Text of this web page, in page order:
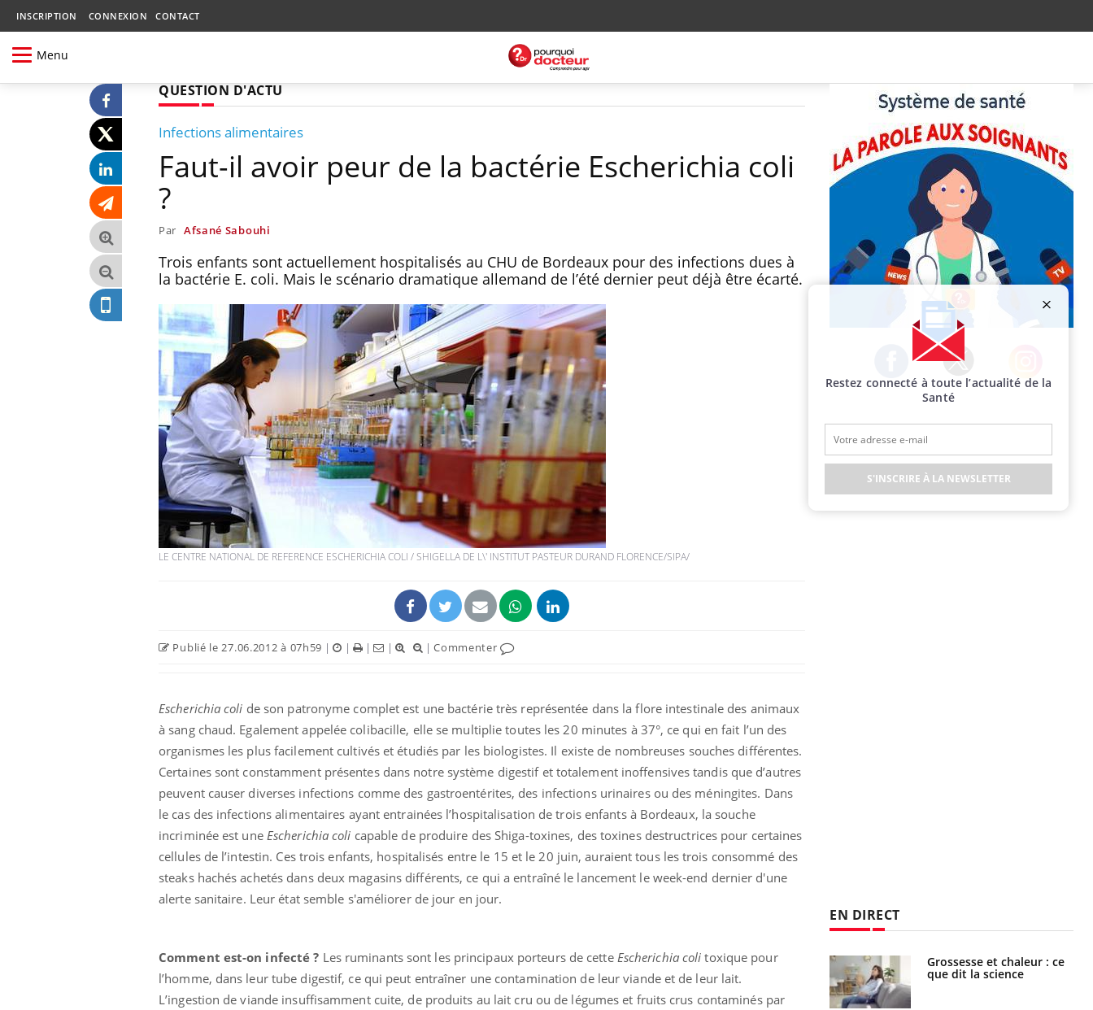
INSCRIPTION CONNEXION CONTACT
Menu
QUESTION D'ACTU
Infections alimentaires
Faut-il avoir peur de la bactérie Escherichia coli
?
Par Afsané Sabouhi
Trois enfants sont actuellement hospitalisés au CHU de Bordeaux pour des infections dues à
la bactérie E. coli. Mais le scénario dramatique allemand de l’été dernier peut déjà être écarté.
LE CENTRE NATIONAL DE REFERENCE ESCHERICHIA COLI / SHIGELLA DE L\' INSTITUT PASTEUR DURAND FLORENCE/SIPA/
Publié le 27.06.2012 à 07h59 | | | | |Commenter
Escherichia coli de son patronyme complet est une bactérie très représentée dans la flore intestinale des animaux
à sang chaud. Egalement appelée colibacille, elle se multiplie toutes les 20 minutes à 37°, ce qui en fait l’un des
organismes les plus facilement cultivés et étudiés par les biologistes. Il existe de nombreuses souches différentes.
Certaines sont constamment présentes dans notre système digestif et totalement inoffensives tandis que d’autres
peuvent causer diverses infections comme des gastroentérites, des infections urinaires ou des méningites. Dans
le cas des infections alimentaires ayant entrainées l’hospitalisation de trois enfants à Bordeaux, la souche
incriminée est une Escherichia coli capable de produire des Shiga-toxines, des toxines destructrices pour certaines
cellules de l’intestin. Ces trois enfants, hospitalisés entre le 15 et le 20 juin, auraient tous les trois consommé des
steaks hachés achetés dans deux magasins différents, ce qui a entraîné le lancement le week-end dernier d'une
alerte sanitaire. Leur état semble s'améliorer de jour en jour.
Comment est-on infecté ? Les ruminants sont les principaux porteurs de cette Escherichia colitoxique pour
l’homme, dans leur tube digestif, ce qui peut entraîner une contamination de leur viande et de leur lait.
L’ingestion de viande insuffisamment cuite, de produits au lait cru ou de légumes et fruits crus contaminés par
Facebook Twitter Instagram
EN DIRECT
Chikungunya, dengue,
West Nile : que se passe-
t-il dans le sud de la
France ?
La sieste empêche-t-elle
de dormir la nuit ?
Fortes chaleurs :
pourquoi le risque de
noyade grimpe-t-il ?
Grossesse et chaleur : ce
que dit la science
Restez connecté à toute l’actualité de la
Santé
S'INSCRIRE À LA NEWSLETTER